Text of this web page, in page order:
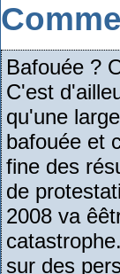
Bafouée ?
C'est
qu'une
bafouée et
fine des
de
2008 va
sur des